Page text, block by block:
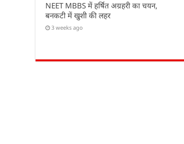
NEET MBBS में हर्षित अग्रहरी का चयन,
बनकटी में खुशी की लहर
3 weeks ago